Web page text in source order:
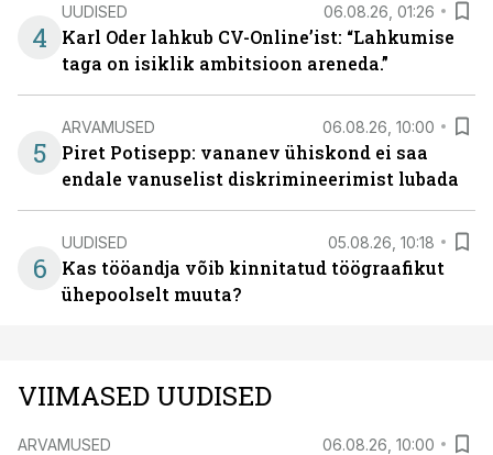
4
UUDISED 06.08.26, 01:26
Karl Oder lahkub CV-Online’ist: “Lahkumise
taga on isiklik ambitsioon areneda.”
5
ARVAMUSED 06.08.26, 10:00
Piret Potisepp: vananev ühiskond ei saa
endale vanuselist diskrimineerimist lubada
6
UUDISED 05.08.26, 10:18
Kas tööandja võib kinnitatud töögraafikut
ühepoolselt muuta?
VIIMASED UUDISED
ARVAMUSED 06.08.26, 10:00